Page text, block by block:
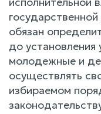
обязан
до установления
молодежные и
осуществлять
избираемом